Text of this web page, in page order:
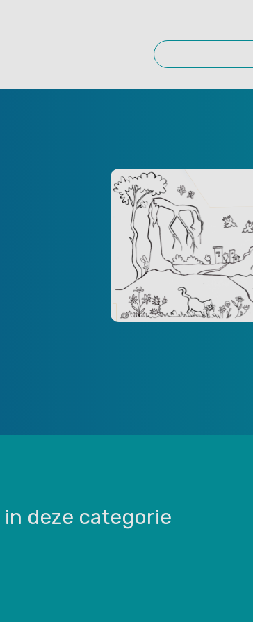
in deze categorie